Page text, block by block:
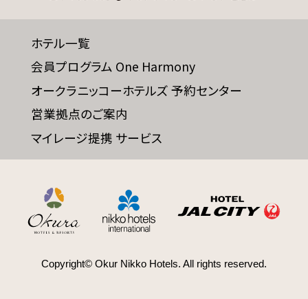
ホテル一覧
会員プログラム One Harmony
オークラニッコーホテルズ 予約センター
営業拠点のご案内
マイレージ提携 サービス
Copyright© Okur Nikko Hotels. All rights reserved.